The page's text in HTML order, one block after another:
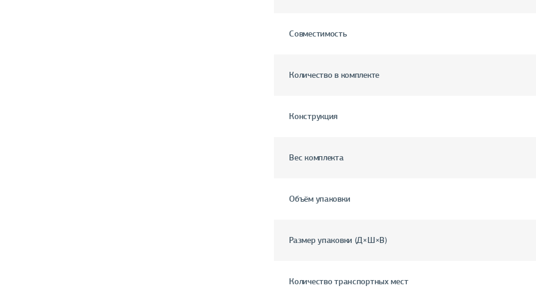
Совместимость
Количество в комплекте
Конструкция
Вес комплекта
Объём упаковки
Размер упаковки (Д×Ш×В)
Количество транспортных мест